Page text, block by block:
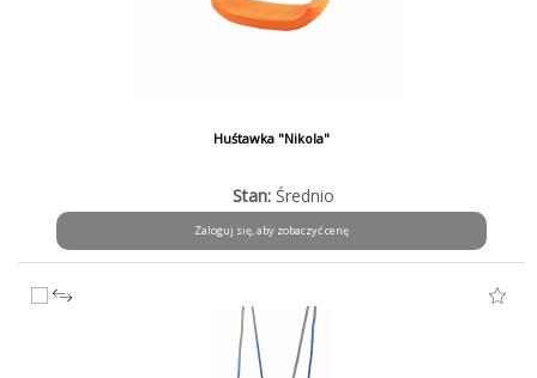
Huśtawka "Nikola"
Stan: Średnio
Zaloguj się, aby zobaczyć cenę